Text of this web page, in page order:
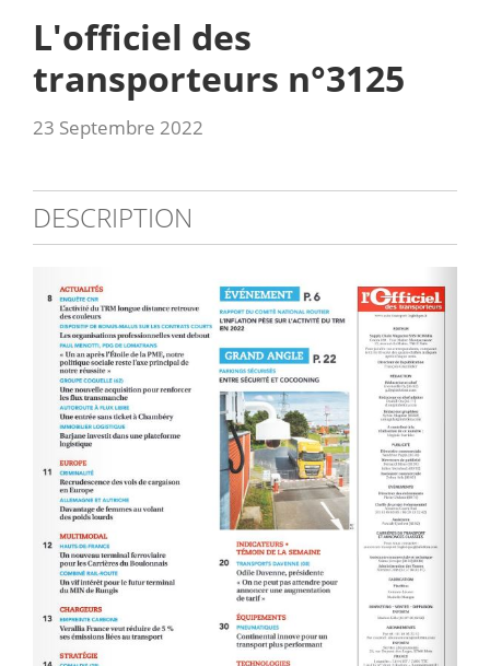
L'officiel des
transporteurs n°3125
23 Septembre 2022
DESCRIPTION
sommaires_3125.jpg